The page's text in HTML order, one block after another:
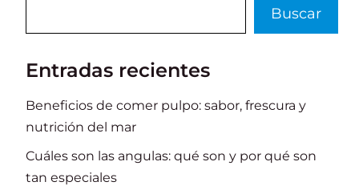
Buscar
Entradas recientes
Beneficios de comer pulpo: sabor, frescura y
nutrición del mar
Cuáles son las angulas: qué son y por qué son
tan especiales